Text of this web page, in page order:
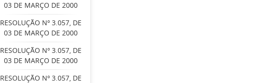
03 DE MARÇO DE 2000
RESOLUÇÃO Nº 3.057, DE
03 DE MARÇO DE 2000
RESOLUÇÃO Nº 3.057, DE
03 DE MARÇO DE 2000
RESOLUÇÃO Nº 3.057, DE